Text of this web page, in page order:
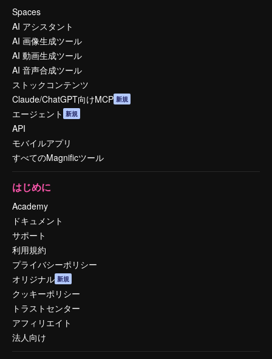
Spaces
AI アシスタント
AI 画像生成ツール
AI 動画生成ツール
AI 音声合成ツール
ストックコンテンツ
Claude/ChatGPT向けMCP 新規
エージェント 新規
API
モバイルアプリ
すべてのMagnificツール
はじめに
Academy
ドキュメント
サポート
利用規約
プライバシーポリシー
オリジナル 新規
クッキーポリシー
トラストセンター
アフィリエイト
法人向け